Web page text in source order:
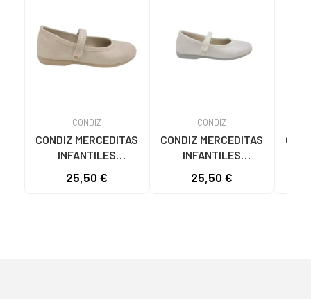
CONDIZ
CONDIZ MERCEDITAS
INFANTILES
CONDIZ MODELO 850
25,50 €
CONDIZ
CONDIZ MERCEDITAS
INFANTILES
CONDIZ 850 CIERRE
25,50 €